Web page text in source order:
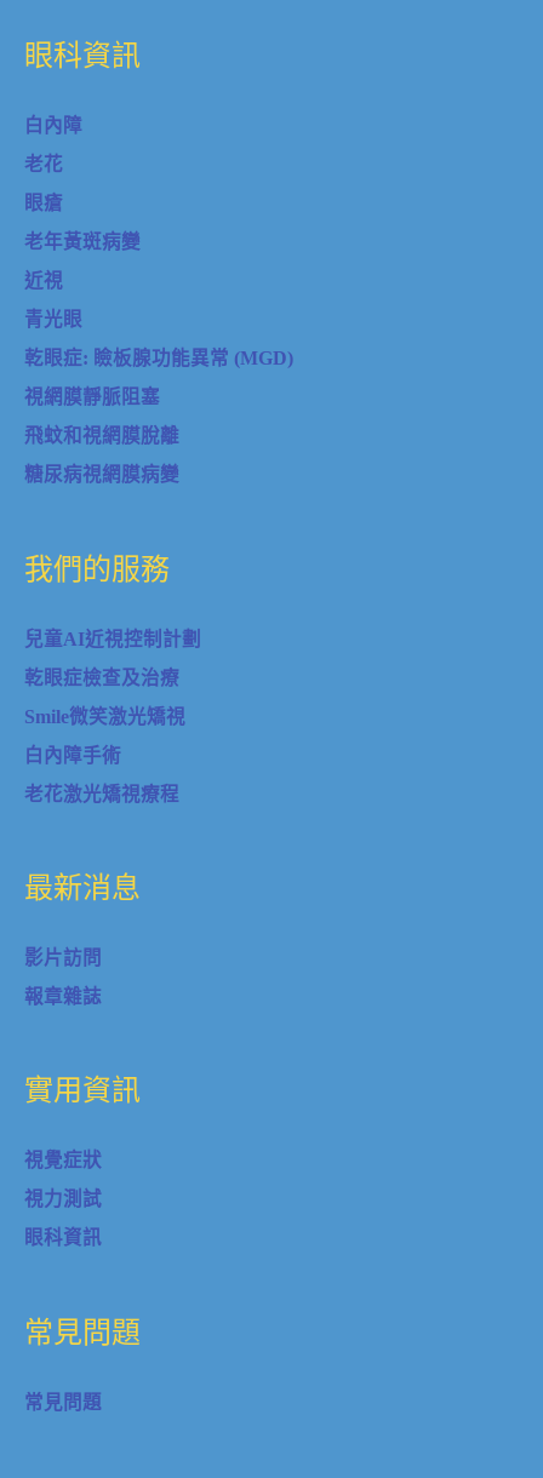
眼科資訊
白內障
老花
眼瘡
老年黃斑病變
近視
青光眼
乾眼症: 瞼板腺功能異常 (MGD)
視網膜靜脈阻塞
飛蚊和視網膜脫離
糖尿病視網膜病變
我們的服務
兒童AI近視控制計劃
乾眼症檢查及治療
Smile微笑激光矯視
白內障手術
老花激光矯視療程
最新消息
影片訪問
報章雜誌
實用資訊
視覺症狀
視力測試
眼科資訊
常見問題
常見問題